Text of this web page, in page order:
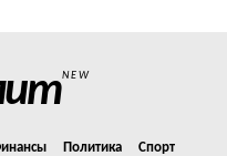
NEW
Политика
Спорт